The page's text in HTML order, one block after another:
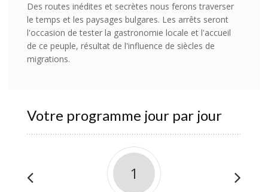
Des routes inédites et secrètes nous ferons traverser
le temps et les paysages bulgares. Les arrêts seront
l'occasion de tester la gastronomie locale et l'accueil
de ce peuple, résultat de l'influence de siècles de
migrations.
Votre programme jour par jour
1